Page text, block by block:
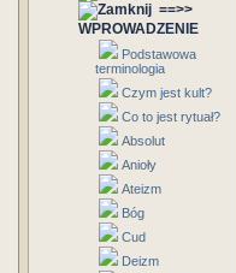
==>>
WPROWADZENIE
Podstawowa
terminologia
Czym jest kult?
Co to jest rytuał?
Absolut
Anioły
Ateizm
Bóg
Cud
Deizm